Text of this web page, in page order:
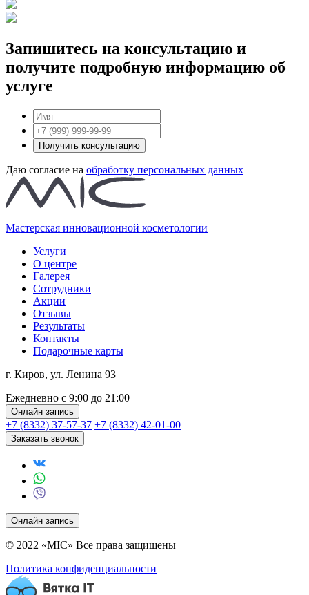
Запишитесь на консультацию и
получите подробную информацию об
услуге
Получить консультацию
Даю согласие на обработку персональных данных
Мастерская инновационной косметологии
Услуги
О центре
Галерея
Сотрудники
Акции
Отзывы
Результаты
Контакты
Подарочные карты
г. Киров, ул. Ленина 93
Ежедневно с 9:00 до 21:00
Онлайн запись
+7 (8332) 37-57-37 +7 (8332) 42-01-00
Заказать звонок
Онлайн запись
© 2022 «MIC» Все права защищены
Политика конфиденциальности